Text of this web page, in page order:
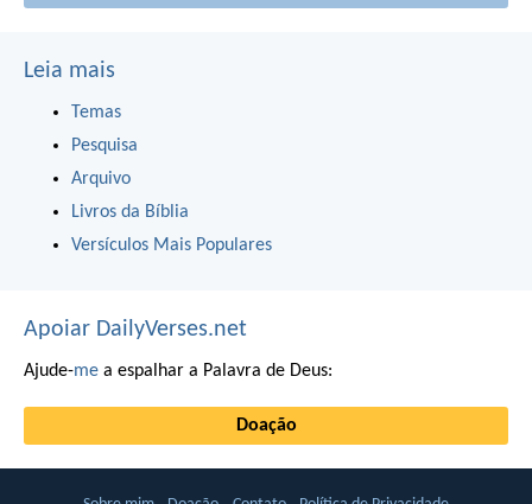
Leia mais
Temas
Pesquisa
Arquivo
Livros da Bíblia
Versículos Mais Populares
Apoiar DailyVerses.net
Ajude-me a espalhar a Palavra de Deus:
Doação